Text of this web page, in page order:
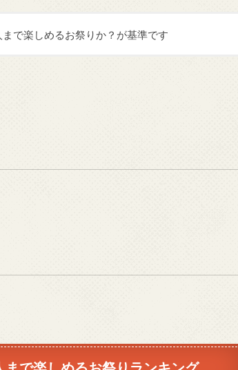
で楽しめるお祭りか？が基準です